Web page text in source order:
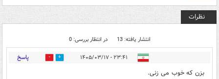
نظرات
انتشار یافته: 13 در انتظار بررسی: 0
۲۳:۴۱ - ۱۴۰۵/۰۳/۱۷ 9 پاسخ
بزن که خوب می زنی.